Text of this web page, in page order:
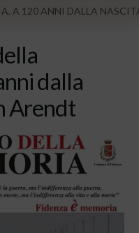
A 120 ANNI DALLA
dalla
Arendt